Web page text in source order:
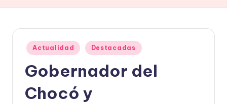
ó
d
Publicado
en
Actualidad Destacadas
Gobernador del
Chocó y